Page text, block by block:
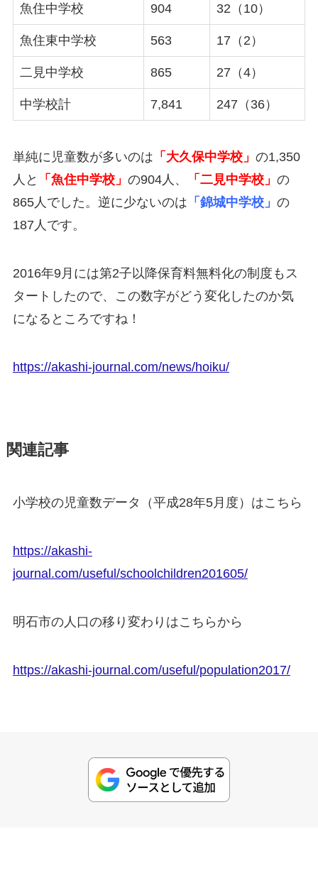
魚住中学校 904 32（10）
魚住東中学校 563 17（2）
二見中学校 865 27（4）
中学校計 7,841 247（36）
単純に児童数が多いのは 「大久保中学校」 の1,350
人と
「魚住中学校」 の904人、 「二見中学校」 の
865人でした。逆に少ないのは 「錦城中学校」 の
187人です。
2016年9月には第2子以降保育料無料化の制度もス
タートしたので、この数字がどう変化したのか気
になるところですね！
https://akashi-journal.com/news/hoiku/
関連記事
小学校の児童数データ（平成28年5月度）はこちら
https://akashi-
journal.com/useful/schoolchildren201605/
明石市の人口の移り変わりはこちらから
https://akashi-journal.com/useful/population2017/